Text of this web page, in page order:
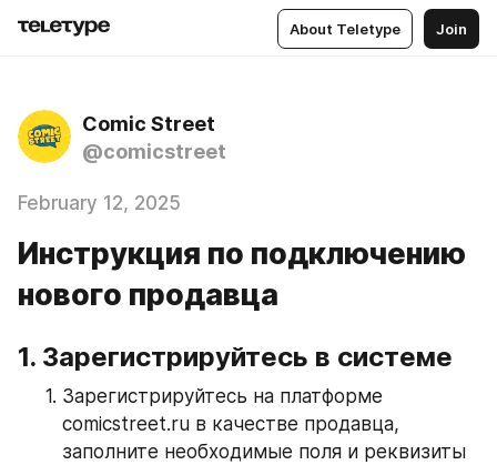
About Teletype Join
Comic Street
@comicstreet
February 12, 2025
Инструкция по подключению
нового продавца
1. Зарегистрируйтесь в системе
Зарегистрируйтесь на платформе
comicstreet.ru в качестве продавца,
заполните необходимые поля и реквизиты